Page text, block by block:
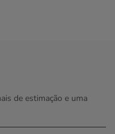
de estimação e uma